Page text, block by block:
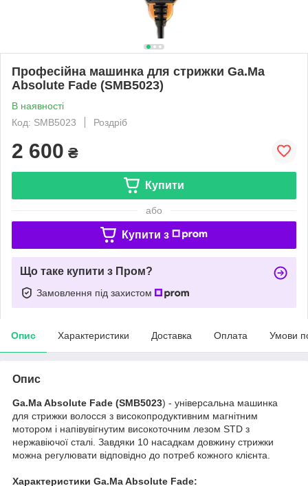
Професійна машинка для стрижки Ga.Ma
Absolute Fade (SMB5023)
В наявності
Код: SMB5023
Роздріб
2 600 ₴
Купити
або
Купити з
Що таке купити з Пром?
Замовлення під захистом
Опис Характеристики Доставка Оплата Умови
Опис
Ga.Ma Absolute Fade (SMB5023) - універсальна машинка
для стрижки волосся з високопродуктивним магнітним
мотором і напівувігнутим високоточним лезом STD з
нержавіючої сталі. Завдяки 10 насадкам довжину стрижки
можна регулювати відповідно до потреб кожного клієнта.
Характеристики Ga.Ma Absolute Fade: